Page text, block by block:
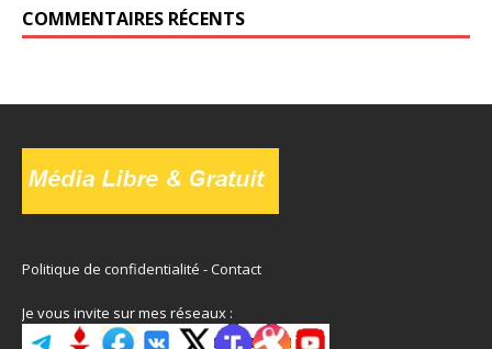
COMMENTAIRES RÉCENTS
Politique de confidentialité -Contact
Je vous invite sur mes réseaux :